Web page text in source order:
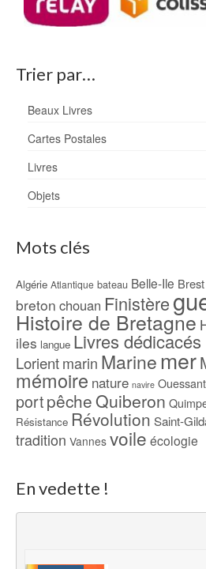
Trier par…
Beaux Livres
Cartes Postales
Livres
Objets
Mots clés
Algérie Atlantique bateau Belle-Ile Brest
breton chouan Finistère
Histoire de Bretagne
iles langue Livres
Lorientmarin Marine mer
mémoire nature navire Ouessant
portpêcheQuiberon
Résistance Révolution Saint-
tradition Vannes voile écologie
En vedette !